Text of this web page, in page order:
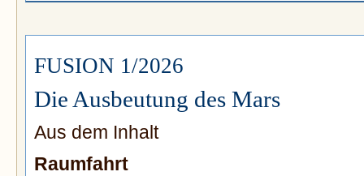
FUSION 1/2026
Die Ausbeutung des Mars
Aus dem Inhalt
Raumfahrt